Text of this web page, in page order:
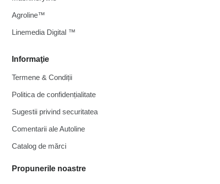
Informaţie
Termene & Condiții
Politica de confidențialitate
Sugestii privind securitatea
Comentarii ale Autoline
Catalog de mărcі
Propunerile noastre
Agroline™
Linemedia Digital ™